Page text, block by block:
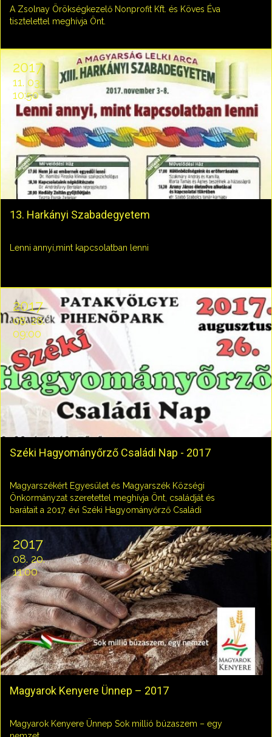
A Zsolnay Örökségkezelő Nonprofit Kft. és Köves Éva
tisztelettel meghívja Önt.
13. Harkányi Szabadegyetem
2017
11. 03.
10:50
Lenni annyi,mint kapcsolatban lenni
Széki Hagyományőrző Családi Nap - 2017
2017
08. 26.
09:00
Magyarszékért Egyesület és Magyarszék Községi
Önkormányzat szeretettel meghívja Önt, családját és
barátait a 2017. évi Széki Hagyományőrző Családi
Magyarok Kenyere Ünnep – 2017
2017
08. 20.
11:00
Magyarok Kenyere Ünnep Sok millió búzaszem – egy